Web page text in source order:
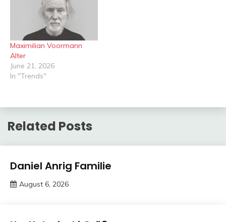
Maximilian Voormann
Alter
June 21, 2026
In "Trends"
Related Posts
Trends
Daniel Anrig Familie
August 6, 2026